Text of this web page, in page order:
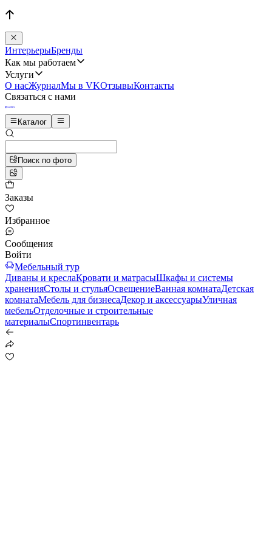
ИнтерьерыБренды
Как мы работаем
Услуги
О насЖурналМы в VKОтзывыКонтакты
Связаться с нами
Каталог
Поиск по фото
Заказы
Избранное
Сообщения
Войти
Мебельный тур
Диваны и креслаКровати и матрасыШкафы и системы
храненияСтолы и стульяОсвещениеВанная комнатаДетская
комнатаМебель для бизнесаДекор и аксессуарыУличная
мебельОтделочные и строительные
материалыСпортинвентарь